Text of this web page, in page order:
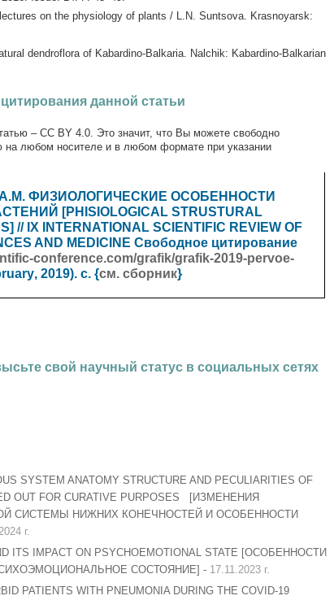
on the physiology of plants / L.N. Suntsova. Krasnoyarsk:
dendroflora of Kabardino-Balkaria. Nalchik: Kabardino-Balkarian
данной статьи
– CC BY 4.0. Это значит, что Вы можете свободно
на любом носителе и в любом формате при указании
А.М. ФИЗИОЛОГИЧЕСКИЕ ОСОБЕННОСТИ
[PHISIOLOGICAL STRUSTURAL
// IX INTERNATIONAL SCIENTIFIC REVIEW OF
AND MEDICINE Свободное цитирование
conference.com/grafik/grafik-2019-pervoe-
, 2019). с. {см. сборник}
свой научный статус в социальных сетях
SYSTEM ANATOMY STRUCTURE AND PECULIARITIES OF
OUT FOR CURATIVE PURPOSES [ИЗМЕНЕНИЯ
СИСТЕМЫ НИЖНИХ КОНЕЧНОСТЕЙ И ОСОБЕННОСТИ
г.
ITS IMPACT ON PSYCHOEMOTIONAL STATE [ОСОБЕННОСТИ
СОСТОЯНИЕ] - 17.11.2023 г.
PATIENTS WITH PNEUMONIA DURING THE COVID-19